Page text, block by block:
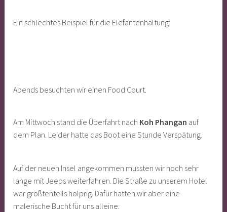
Ein schlechtes Beispiel für die Elefantenhaltung:
Abends besuchten wir einen Food Court.
Am Mittwoch stand die Überfahrt nach Koh Phangan auf
dem Plan. Leider hatte das Boot eine Stunde Verspätung.
Auf der neuen Insel angekommen mussten wir noch sehr
lange mit Jeeps weiterfahren. Die Straße zu unserem Hotel
war größtenteils holprig. Dafür hatten wir aber eine
malerische Bucht für uns alleine.